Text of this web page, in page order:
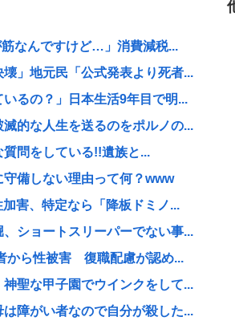
筋なんですけど…」消費減税...
」地元民「公式発表より死者...
いるの？」日本生活9年目で明...
的な人生を送るのをポルノの...
問をしている!!遺族と...
守備しない理由って何？www
害、特定なら「降板ドミノ...
、ショートスリーパーでない事...
から性被害 復職配慮が認め...
神聖な甲子園でウインクをして...
障がい者なので自分が殺した...